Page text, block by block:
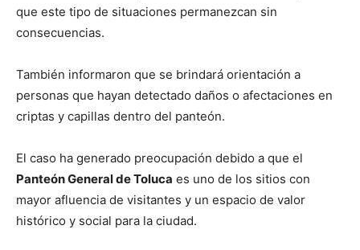
que este tipo de situaciones permanezcan sin
consecuencias.
También informaron que se brindará orientación a
personas que hayan detectado daños o afectaciones en
criptas y capillas dentro del panteón.
El caso ha generado preocupación debido a que el
Panteón General de Toluca es uno de los sitios con
mayor afluencia de visitantes y un espacio de valor
histórico y social para la ciudad.